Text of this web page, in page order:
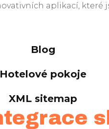
aplikací, které
Blog
Hotelové pokoje
XML sitemap